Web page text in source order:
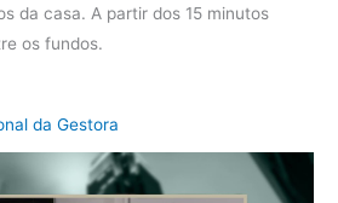
da casa. A partir dos 15 minutos
os fundos.
da Gestora